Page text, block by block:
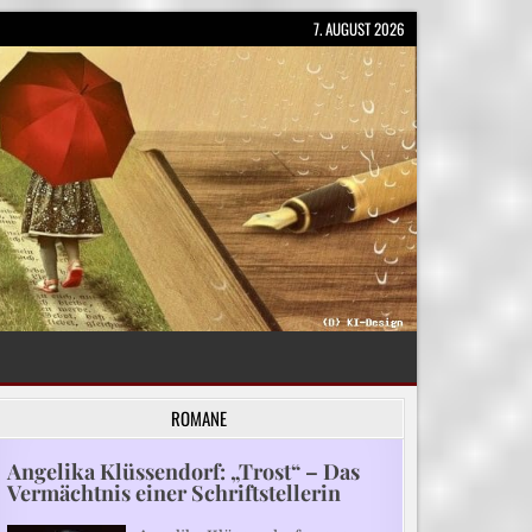
7. AUGUST 2026
ROMANE
Angelika Klüssendorf: „Trost“ – Das
Vermächtnis einer Schriftstellerin